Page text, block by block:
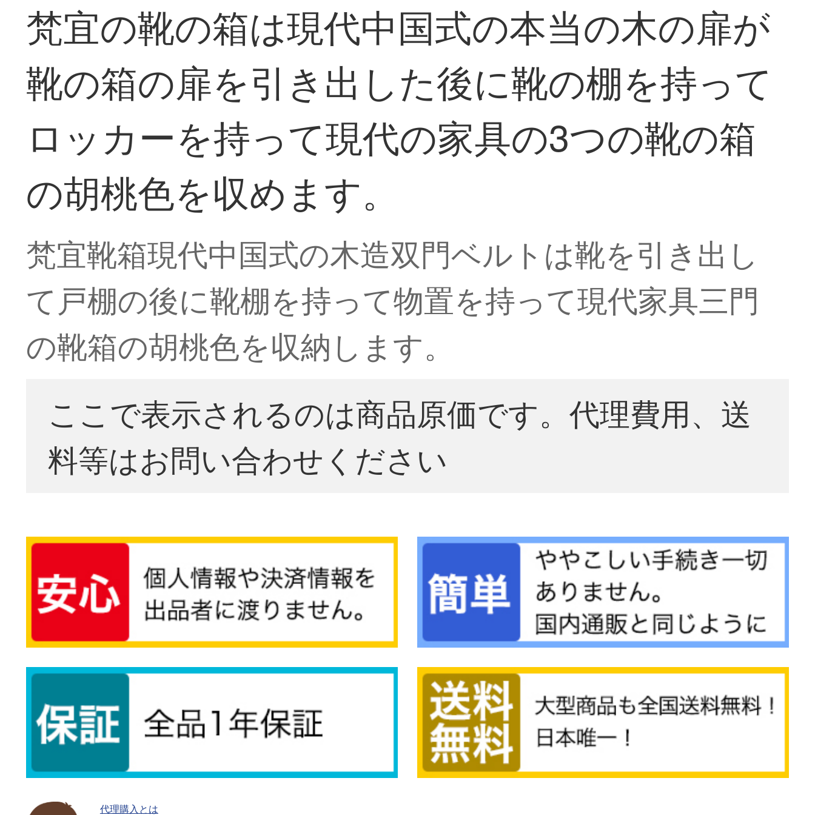
梵宜の靴の箱は現代中国式の本当の木の扉が
靴の箱の扉を引き出した後に靴の棚を持って
ロッカーを持って現代の家具の3つの靴の箱
の胡桃色を収めます。
梵宜靴箱現代中国式の木造双門ベルトは靴を引き出し
て戸棚の後に靴棚を持って物置を持って現代家具三門
の靴箱の胡桃色を収納します。
ここで表示されるのは商品原価です。代理費用、送
料等はお問い合わせください
代理購入とは